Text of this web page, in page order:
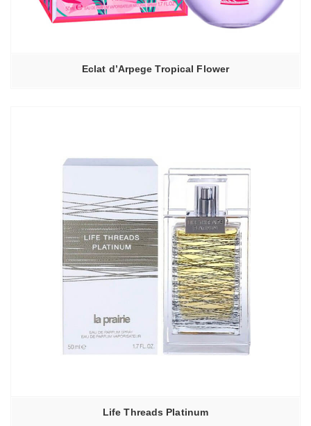
Eclat d’Arpege Tropical Flower
Life Threads Platinum